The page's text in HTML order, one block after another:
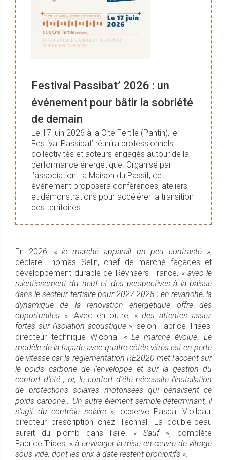
Festival Passibat’ 2026 : un
événement pour bâtir la sobriété
de demain
Le 17 juin 2026 à la Cité Fertile (Pantin), le
Festival Passibat’ réunira professionnels,
collectivités et acteurs engagés autour de la
performance énergétique. Organisé par
l’association La Maison du Passif, cet
événement proposera conférences, ateliers
et démonstrations pour accélérer la transition
des territoires.
En 2026, «le marché apparaît un peu contrasté »,
déclare Thomas Selin, chef de marché façades et
développement durable de Reynaers France, «avec le
ralentissement du neuf et des perspectives à la baisse
dans le secteur tertiaire pour 2027-2028 ; en revanche, la
dynamique de la rénovation énergétique offre des
opportunités ». Avec en outre, « des attentes assez
fortes sur l’isolation acoustique», selon Fabrice Triaes,
directeur technique Wicona. «Le marché évolue. Le
modèle de la façade avec quatre côtés vitrés est en perte
de vitesse car la réglementation RE2020 met l’accent sur
le poids carbone de l’enveloppe et sur la gestion du
confort d’été ; or, le confort d’été nécessite l’installation
de protections solaires motorisées qui pénalisent ce
poids carbone… Un autre élément semble déterminant, il
s’agit du contrôle solaire », observe Pascal Violleau,
directeur prescription chez Technal. La double-peau
aurait du plomb dans l’aile. « Sauf », complète
Fabrice Triaes, «à envisager la mise en œuvre de vitrage
sous vide, dont les prix à date restent prohibitifs ».